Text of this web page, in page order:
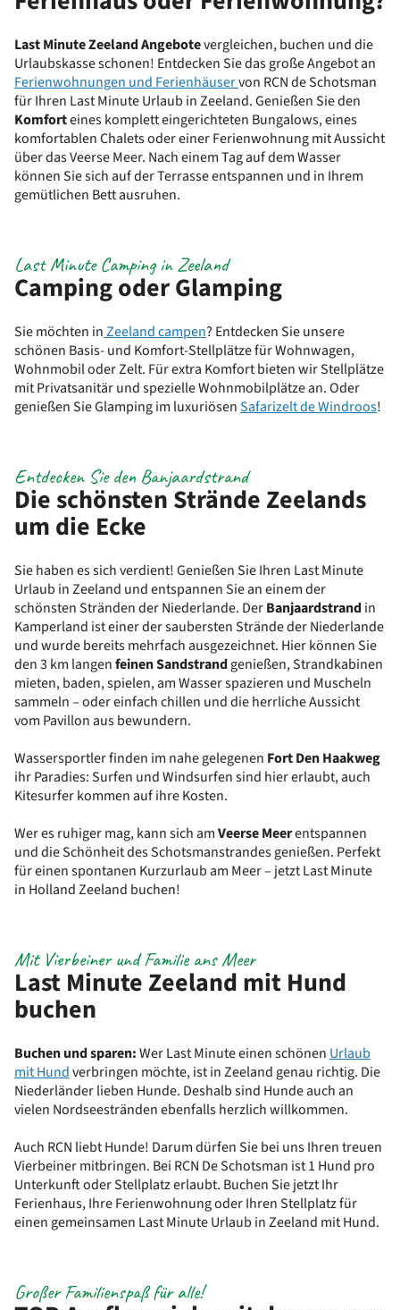
Last Minute Zeeland Angebotevergleichen, buchen und die
Urlaubskasse schonen! Entdecken Sie das große Angebot an
Ferienwohnungen und Ferienhäuservon RCN de Schotsman
für Ihren Last Minute Urlaub in Zeeland. Genießen Sie den
Komforteines komplett eingerichteten Bungalows, eines
komfortablen Chalets oder einer Ferienwohnung mit Aussicht
über das Veerse Meer. Nach einem Tag auf dem Wasser
können Sie sich auf der Terrasse entspannen und in Ihrem
gemütlichen Bett ausruhen.
Camping oder Glamping
Last Minute Camping in Zeeland
Sie möchten inZeeland campen? Entdecken Sie unsere
schönen Basis- und Komfort-Stellplätze für Wohnwagen,
Wohnmobil oder Zelt. Für extra Komfort bieten wir Stellplätze
mit Privatsanitär und spezielle Wohnmobilplätze an. Oder
genießen Sie Glamping im luxuriösenSafarizelt de Windroos!
Die schönsten Strände Zeelands
um die Ecke
Entdecken Sie den Banjaardstrand
Sie haben es sich verdient! Genießen Sie Ihren Last Minute
Urlaub in Zeeland und entspannen Sie an einem der
schönsten Stränden der Niederlande. DerBanjaardstrandin
Kamperland ist einer der saubersten Strände der Niederlande
und wurde bereits mehrfach ausgezeichnet. Hier können Sie
den 3 km langenfeinen Sandstrandgenießen, Strandkabinen
mieten, baden, spielen, am Wasser spazieren und Muscheln
sammeln – oder einfach chillen und die herrliche Aussicht
vom Pavillon aus bewundern.
Wassersportler finden im nahe gelegenen Fort Den Haakweg
ihr Paradies: Surfen und Windsurfen sind hier erlaubt, auch
Kitesurfer kommen auf ihre Kosten.
Wer es ruhiger mag, kann sich amVeerse Meerentspannen
und die Schönheit des Schotsmanstrandes genießen. Perfekt
für einen spontanen Kurzurlaub am Meer – jetzt Last Minute
in Holland Zeeland buchen!
Last Minute Zeeland mit Hund
buchen
Mit Vierbeiner und Familie ans Meer
Buchen und sparen:Wer Last Minute einen schönenUrlaub
mit Hundverbringen möchte, ist in Zeeland genau richtig. Die
Niederländer lieben Hunde. Deshalb sind Hunde auch an
vielen Nordseestränden ebenfalls herzlich willkommen.
Auch RCN liebt Hunde! Darum dürfen Sie bei uns Ihren treuen
Vierbeiner mitbringen. Bei RCN De Schotsman ist 1 Hund pro
Unterkunft oder Stellplatz erlaubt. Buchen Sie jetzt Ihr
Ferienhaus, Ihre Ferienwohnung oder Ihren Stellplatz für
einen gemeinsamen Last Minute Urlaub in Zeeland mit Hund.
Großer Familienspaß für alle!